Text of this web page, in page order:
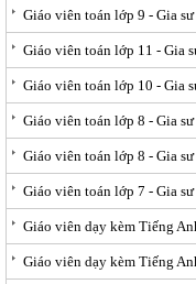
Giáo viên toán lớp 9 - Gia sư
Giáo viên toán lớp 11 - Gia
Giáo viên toán lớp 10 - Gia
Giáo viên toán lớp 8 - Gia sư
Giáo viên toán lớp 8 - Gia sư
Giáo viên toán lớp 7 - Gia sư
Giáo viên dạy kèm Tiếng
Giáo viên dạy kèm Tiếng